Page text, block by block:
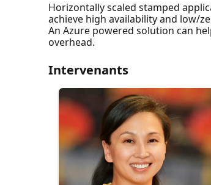
Horizontally scaled stamped
achieve high availability and low/
An Azure powered solution can
overhead.
Intervenants